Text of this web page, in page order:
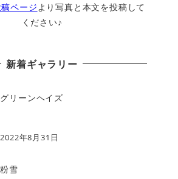
ページ より写真と本文を投稿して
ください♪
新着ギャラリー
グリーンヘイズ
2022年8月31日
粉雪